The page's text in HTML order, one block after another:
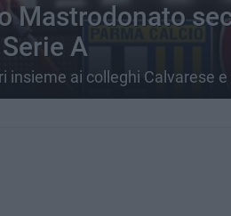
Mastrodonato
A
insieme ai colleghi Calvarese